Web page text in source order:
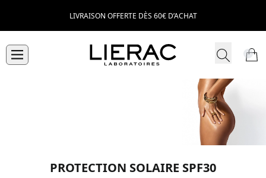
LIVRAISON OFFERTE DÈS 60€ D’ACHAT
PROTECTION SOLAIRE SPF30